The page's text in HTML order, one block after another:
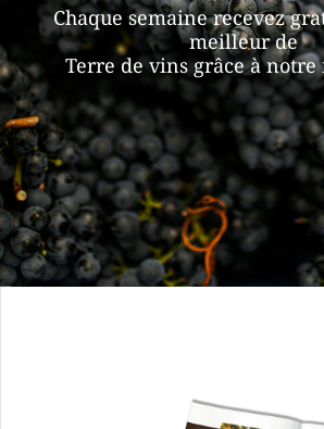
Chaque semaine recevez
meilleur de
Terre de vins grâce à